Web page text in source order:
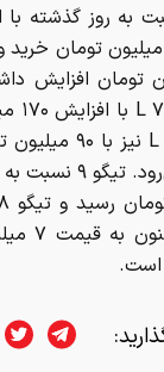
قیمت ۳ میلیارد و ۷۳۰
است.